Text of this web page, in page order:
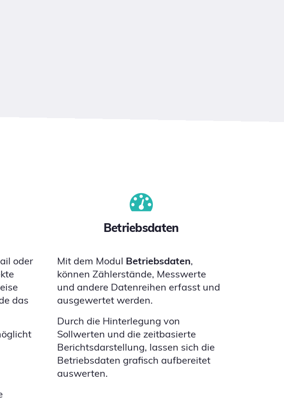
oder
das
Betriebsdaten
Mit dem Modul Betriebsdaten,
können Zählerstände, Messwerte
und andere Datenreihen erfasst und
ausgewertet werden.
Durch die Hinterlegung von
Sollwerten und die zeitbasierte
Berichtsdarstellung, lassen sich die
Betriebsdaten grafisch aufbereitet
auswerten.